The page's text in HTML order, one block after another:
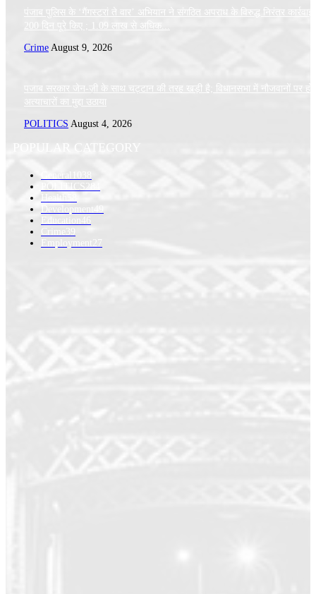
पंजाब पुलिस के ‘गैंगस्टरां ते वार’ अभियान ने संगठित अपराध के विरुद्ध निरंतर
200 दिन पूरे किए ; 1.09 लाख से अधिक...
Crime August 9, 2026
पजाब सरकार जेन-ज़ी के साथ चट्टान की तरह खड़ी है; विधानसभा में नौजवानों पर हो
अत्याचारों का मुद्दा उठाया
POLITICS August 4, 2026
POPULAR CATEGORY
POLITICS 284
Development 49
Education46
Crime 39
Employment 27